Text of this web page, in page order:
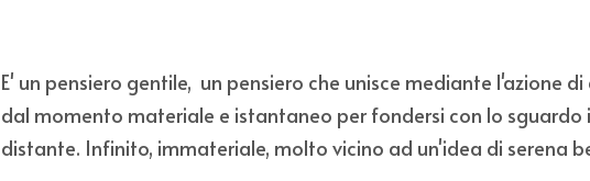
E' un pensiero gentile,  un pensiero che unisce mediante l'azione
dal momento materiale e istantaneo per fondersi con lo
distante. Infinito, immateriale, molto vicino ad un'idea di serena